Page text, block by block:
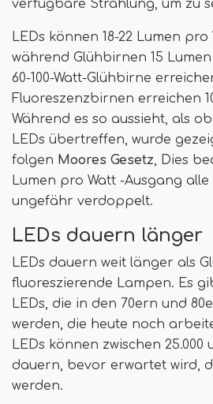
verfügbare Strahlung, um zu
LEDs können 18-22 Lumen
während Glühbirnen 15
60-100-Watt-Glühbirne
Fluoreszenzbirnen erreichen
Während es so aussieht, als
LEDs übertreffen, wurde
folgen Moores Gesetz, Dies
Lumen pro Watt -Ausgang alle
ungefähr verdoppelt.
LEDs dauern länger
LEDs dauern weit länger als
fluoreszierende Lampen. Es
LEDs, die in den 70ern und
werden, die heute noch
LEDs können zwischen 25.000
dauern, bevor erwartet wird,
werden.